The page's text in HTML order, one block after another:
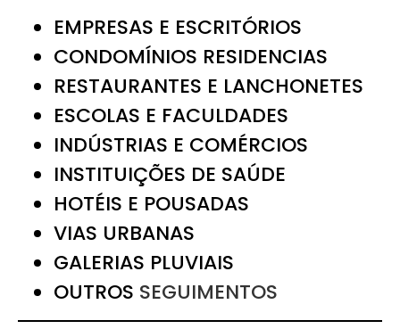
EMPRESAS E ESCRITÓRIOS
CONDOMÍNIOS RESIDENCIAS
RESTAURANTES E LANCHONETES
ESCOLAS E FACULDADES
INDÚSTRIAS E COMÉRCIOS
INSTITUIÇÕES DE SAÚDE
HOTÉIS E POUSADAS
VIAS URBANAS
GALERIAS PLUVIAIS
OUTROS SEGUIMENTOS